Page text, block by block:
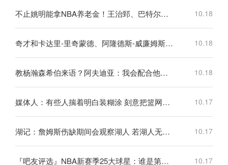
不止姚明能拿NBA养老金！王治郅、巴特尔也都符合领取标准 10.18
奇才和卡达里-里奇蒙德、阿隆德斯-威廉姆斯签订Exhibit 10合同 10.18
教杨瀚森希伯来语？阿夫迪亚：我会配合他的情况 先帮他学好英语 10.18
媒体人：有些人揣着明白装糊涂 刻意把篮网主教练形容成一个恶人 10.17
湖记：詹姆斯伤缺期间会观察湖人 若湖人无法赢球他可能会离开 10.17
『吧友评选』NBA新赛季25大球星：谁是第四小前锋？ 10.17